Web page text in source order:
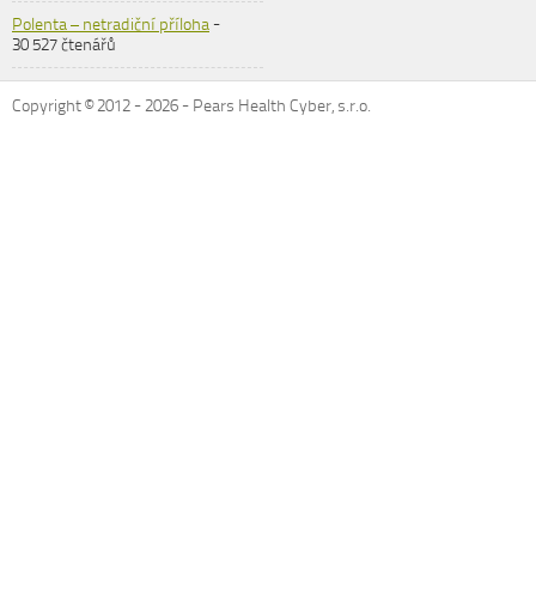
Polenta – netradiční příloha-
30 527 čtenářů
Copyright © 2012 -2026 - Pears Health Cyber, s.r.o.